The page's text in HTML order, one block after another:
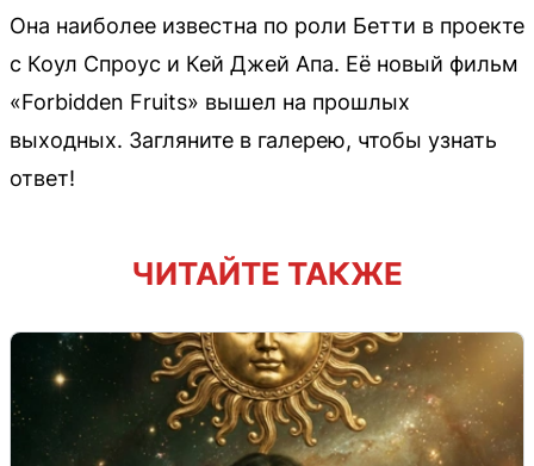
Она наиболее известна по роли Бетти в проекте
с Коул Спроус и Кей Джей Апа. Её новый фильм
«Forbidden Fruits» вышел на прошлых
выходных. Загляните в галерею, чтобы узнать
ответ!
ЧИТАЙТЕ ТАКЖЕ